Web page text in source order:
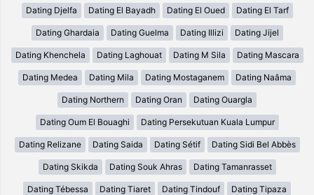
Dating Djelfa Dating El Bayadh Dating El Oued Dating El Tarf
Dating Ghardaia Dating Guelma Dating Illizi Dating Jijel
Dating Khenchela Dating Laghouat Dating M Sila Dating Mascara
Dating Medea Dating Mila Dating Mostaganem Dating Naâma
Dating Northern Dating Oran Dating Ouargla
Dating Oum El Bouaghi Dating Persekutuan Kuala Lumpur
Dating Relizane Dating Saida Dating Sétif Dating Sidi Bel Abbès
Dating Skikda Dating Souk Ahras Dating Tamanrasset
Dating Tébessa Dating Tiaret Dating Tindouf Dating Tipaza